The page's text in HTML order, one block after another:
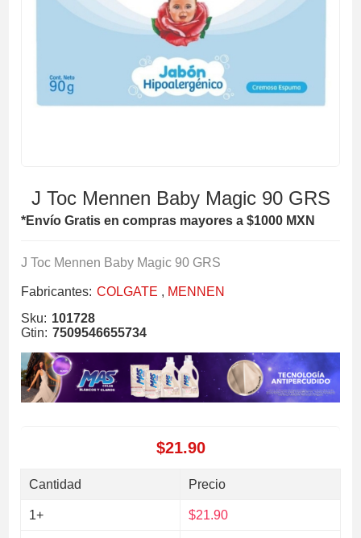
J Toc Mennen Baby Magic 90 GRS
*Envío Gratis en compras mayores a $1000 MXN
J Toc Mennen Baby Magic 90 GRS
Fabricantes: COLGATE , MENNEN
Sku: 101728
Gtin: 7509546655734
$21.90
Cantidad
1+
Precio
$21.90